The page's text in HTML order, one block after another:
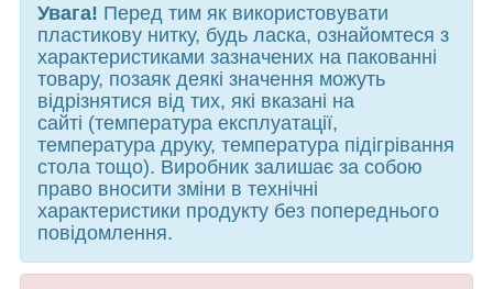
Увага! Перед тим як використовувати
пластикову нитку, будь ласка, ознайомтеся з
характеристиками зазначених на пакованні
товару, позаяк деякі значення можуть
відрізнятися від тих, які вказані на
сайті (температура експлуатації,
температура друку, температура підігрівання
стола тощо). Виробник залишає за собою
право вносити зміни в технічні
характеристики продукту без попереднього
повідомлення.